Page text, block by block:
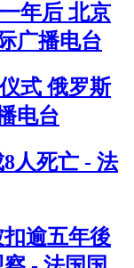
年后 北京
广播电台
式 俄罗斯
电台
人死亡 - 法
逾五年後